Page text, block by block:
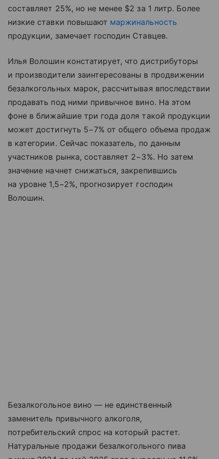
составляет 25%, но не менее $2 за 1 литр. Более
низкие ставки повышают маржинальность
продукции, замечает господин Ставцев.
Илья Волошин констатирует, что дистрибуторы
и производители заинтересованы в продвижении
безалкогольных марок, рассчитывая впоследствии
продавать под ними привычное вино. На этом
фоне в ближайшие три года доля такой продукции
может достигнуть 5−7% от общего объема продаж
в категории. Сейчас показатель, по данным
участников рынка, составляет 2−3%. Но затем
значение начнет снижаться, закрепившись
на уровне 1,5−2%, прогнозирует господин
Волошин.
Безалкогольное вино — не единственный
заменитель привычного алкоголя,
потребительский спрос на который растет.
Натуральные продажи безалкогольного пива